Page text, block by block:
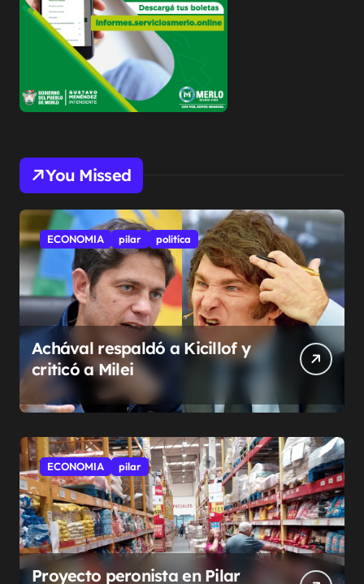
You Missed
ECONOMIA pilar politíca
Achával respaldó a Kicillof y
criticó a Milei
ECONOMIA pilar
Proyecto peronista en Pilar